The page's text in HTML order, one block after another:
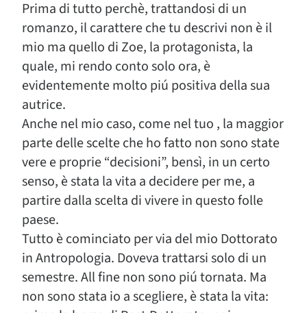
Prima di tutto perchè, trattandosi di un
romanzo, il carattere che tu descrivi non è il
mio ma quello di Zoe, la protagonista, la
quale, mi rendo conto solo ora, è
evidentemente molto piú positiva della sua
autrice.
Anche nel mio caso, come nel tuo , la maggior
parte delle scelte che ho fatto non sono state
vere e proprie “decisioni”, bensì, in un certo
senso, è stata la vita a decidere per me, a
partire dalla scelta di vivere in questo folle
paese.
Tutto è cominciato per via del mio Dottorato
in Antropologia. Doveva trattarsi solo di un
semestre. All fine non sono piú tornata. Ma
non sono stata io a scegliere, è stata la vita: